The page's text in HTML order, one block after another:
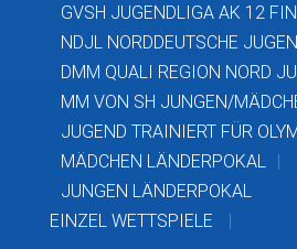
GVSH JUGENDLIGA AK 12
NDJL NORDDEUTSCHE
DMM QUALI REGION NORD
MM VON SH JUNGEN/
JUGEND TRAINIERT FÜR
MÄDCHEN LÄNDERPOKAL
JUNGEN LÄNDERPOKAL
EINZEL WETTSPIELE